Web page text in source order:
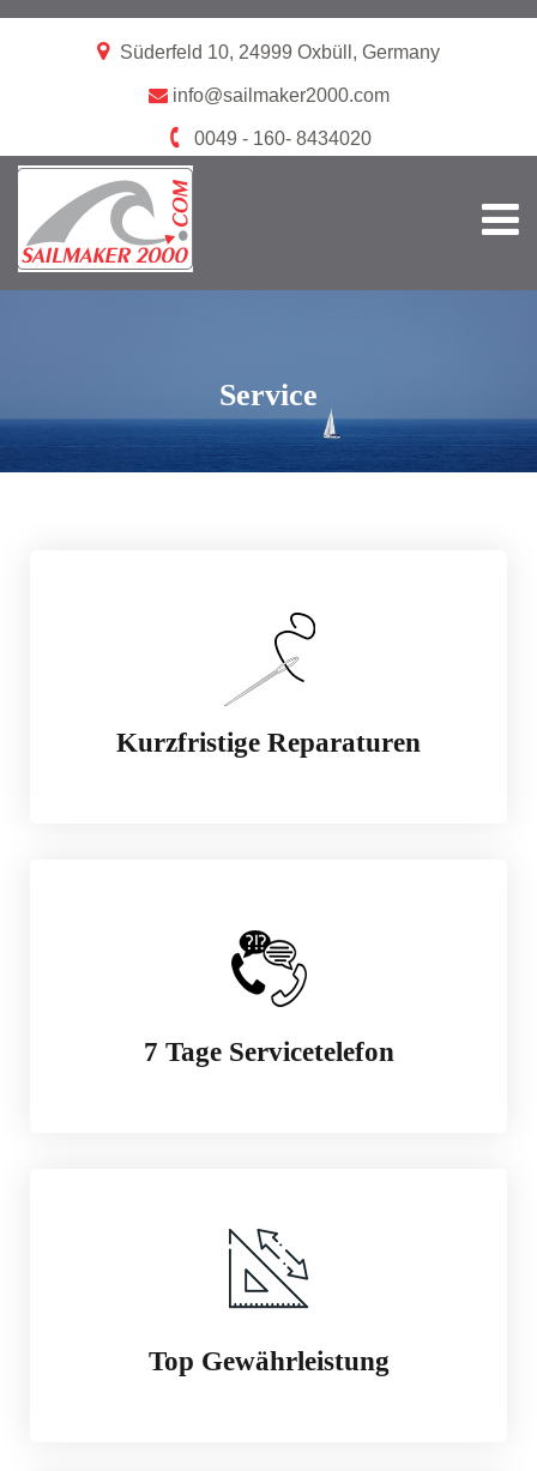
Süderfeld 10, 24999 Oxbüll, Germany
info@sailmaker2000.com
0049 - 160- 8434020
Service
Kurzfristige Reparaturen
7 Tage Servicetelefon
Top Gewährleistung